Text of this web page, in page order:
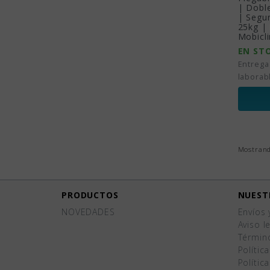
|
|
25kg |
EN
PRODUCTOS
NOVEDADES
Envíos
Aviso